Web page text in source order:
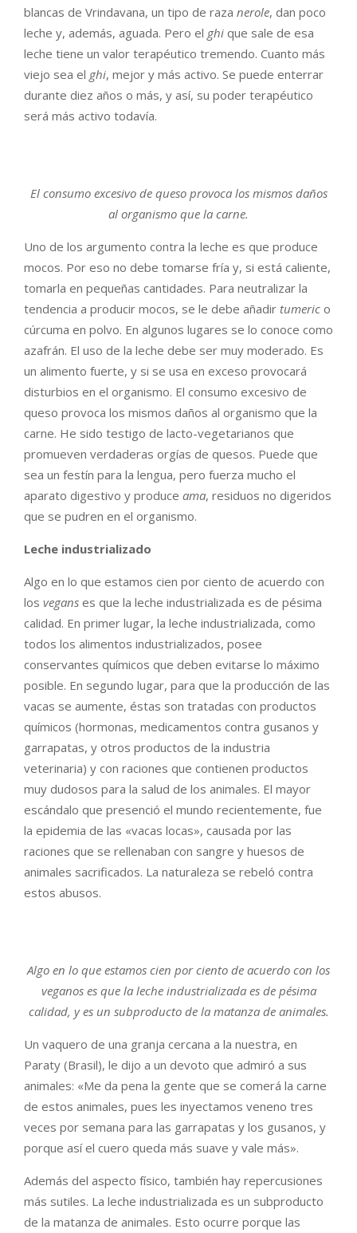
blancas de Vrindavana, un tipo de raza nerole, dan poco
leche y, además, aguada. Pero el ghi que sale de esa
leche tiene un valor terapéutico tremendo. Cuanto más
viejo sea el ghi, mejor y más activo. Se puede enterrar
durante diez años o más, y así, su poder terapéutico
será más activo todavía.
El consumo excesivo de queso provoca los mismos daños
al organismo que la carne.
Uno de los argumento contra la leche es que produce
mocos. Por eso no debe tomarse fría y, si está caliente,
tomarla en pequeñas cantidades. Para neutralizar la
tendencia a producir mocos, se le debe añadir tumeric o
cúrcuma en polvo. En algunos lugares se lo conoce como
azafrán. El uso de la leche debe ser muy moderado. Es
un alimento fuerte, y si se usa en exceso provocará
disturbios en el organismo. El consumo excesivo de
queso provoca los mismos daños al organismo que la
carne. He sido testigo de lacto-vegetarianos que
promueven verdaderas orgías de quesos. Puede que
sea un festín para la lengua, pero fuerza mucho el
aparato digestivo y produce ama, residuos no digeridos
que se pudren en el organismo.
Leche industrializado
Algo en lo que estamos cien por ciento de acuerdo con
los vegans es que la leche industrializada es de pésima
calidad. En primer lugar, la leche industrializada, como
todos los alimentos industrializados, posee
conservantes químicos que deben evitarse lo máximo
posible. En segundo lugar, para que la producción de las
vacas se aumente, éstas son tratadas con productos
químicos (hormonas, medicamentos contra gusanos y
garrapatas, y otros productos de la industria
veterinaria) y con raciones que contienen productos
muy dudosos para la salud de los animales. El mayor
escándalo que presenció el mundo recientemente, fue
la epidemia de las «vacas locas», causada por las
raciones que se rellenaban con sangre y huesos de
animales sacrificados. La naturaleza se rebeló contra
estos abusos.
Algo en lo que estamos cien por ciento de acuerdo con los
veganos es que la leche industrializada es de pésima
calidad, y es un subproducto de la matanza de animales.
Un vaquero de una granja cercana a la nuestra, en
Paraty (Brasil), le dijo a un devoto que admiró a sus
animales: «Me da pena la gente que se comerá la carne
de estos animales, pues les inyectamos veneno tres
veces por semana para las garrapatas y los gusanos, y
porque así el cuero queda más suave y vale más».
Además del aspecto físico, también hay repercusiones
más sutiles. La leche industrializada es un subproducto
de la matanza de animales. Esto ocurre porque las